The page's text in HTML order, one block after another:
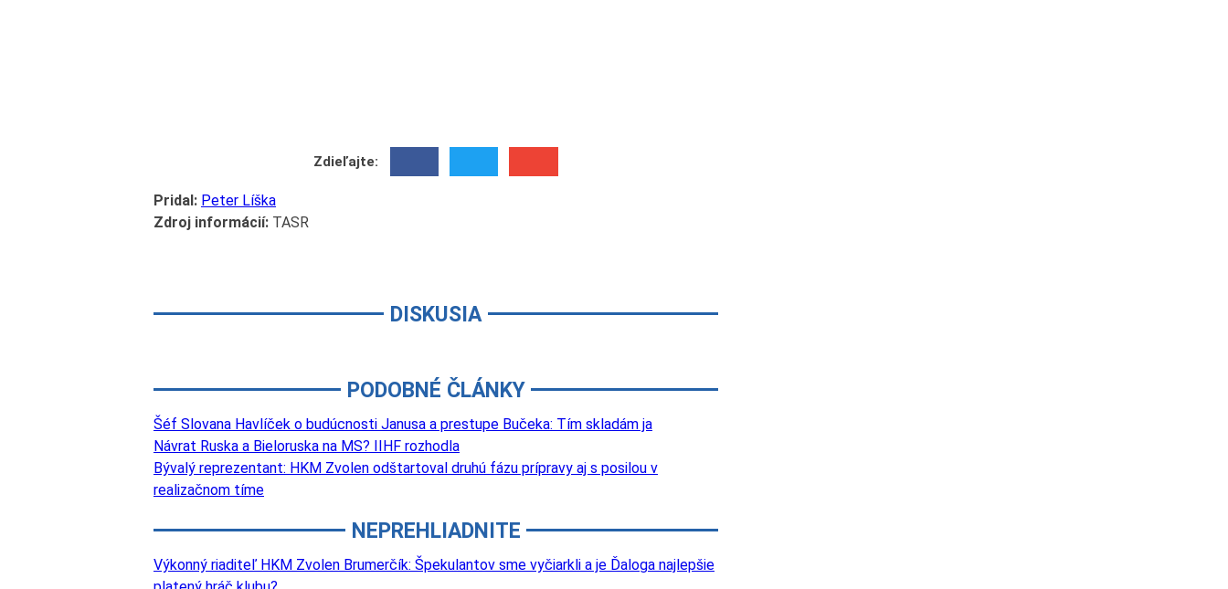
Zdieľajte:
Pridal: Peter Líška
Zdroj informácií: TASR
DISKUSIA
PODOBNÉ ČLÁNKY
Šéf Slovana Havlíček o budúcnosti Janusa a prestupe Bučeka: Tím skladám ja
Návrat Ruska a Bieloruska na MS? IIHF rozhodla
Bývalý reprezentant: HKM Zvolen odštartoval druhú fázu prípravy aj s posilou v
realizačnom tíme
NEPREHLIADNITE
Výkonný riaditeľ HKM Zvolen Brumerčík: Špekulantov sme vyčiarkli a je Ďaloga najlepšie